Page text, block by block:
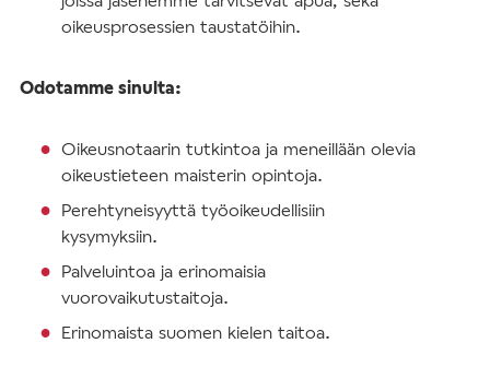
oikeusprosessien taustatöihin.
Odotamme sinulta:
Oikeusnotaarin tutkintoa ja meneillään olevia
oikeustieteen maisterin opintoja.
Perehtyneisyyttä työoikeudellisiin
kysymyksiin.
Palveluintoa ja erinomaisia
vuorovaikutustaitoja.
Erinomaista suomen kielen taitoa.